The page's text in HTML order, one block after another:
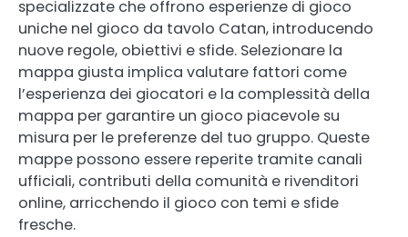
specializzate che offrono esperienze di gioco
uniche nel gioco da tavolo Catan, introducendo
nuove regole, obiettivi e sfide. Selezionare la
mappa giusta implica valutare fattori come
l’esperienza dei giocatori e la complessità della
mappa per garantire un gioco piacevole su
misura per le preferenze del tuo gruppo. Queste
mappe possono essere reperite tramite canali
ufficiali, contributi della comunità e rivenditori
online, arricchendo il gioco con temi e sfide
fresche.